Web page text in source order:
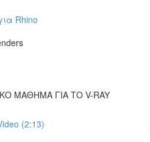
Rhino
ΜΑΘΗΜΑ ΓΙΑ ΤΟ V-RAY
(2:13)